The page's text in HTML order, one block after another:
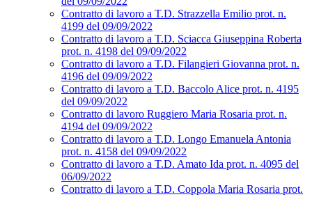
Contratto di lavoro a T.D. Strazzella Emilio prot. n.
4199 del 09/09/2022
Contratto di lavoro a T.D. Sciacca Giuseppina Roberta
prot. n. 4198 del 09/09/2022
Contratto di lavoro a T.D. Filangieri Giovanna prot. n.
4196 del 09/09/2022
Contratto di lavoro a T.D. Baccolo Alice prot. n. 4195
del 09/09/2022
Contratto di lavoro Ruggiero Maria Rosaria prot. n.
4194 del 09/09/2022
Contratto di lavoro a T.D. Longo Emanuela Antonia
prot. n. 4158 del 09/09/2022
Contratto di lavoro a T.D. Amato Ida prot. n. 4095 del
06/09/2022
Contratto di lavoro a T.D. Coppola Maria Rosaria prot.